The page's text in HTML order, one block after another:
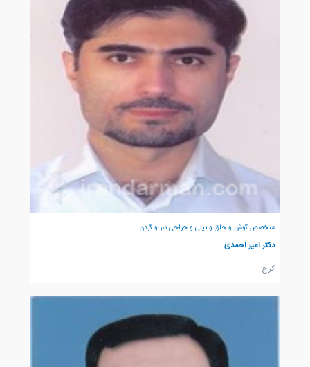
متخصص گوش و حلق و بینی و جراحی سر و گردن
دکتر امیر احمدی
كرج